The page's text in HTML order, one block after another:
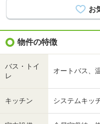
物件の特徴
バス・トイ
レ
オートバス、
キッチン システムキッ